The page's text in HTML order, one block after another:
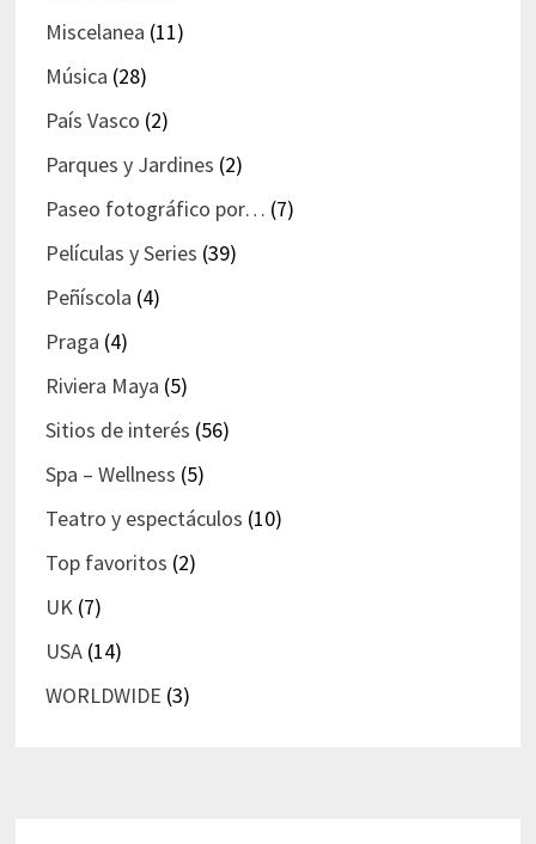
Miscelanea (11)
Música (28)
País Vasco (2)
Parques y Jardines (2)
Paseo fotográfico por… (7)
Películas y Series (39)
Peñíscola (4)
Praga (4)
Riviera Maya (5)
Sitios de interés (56)
Spa – Wellness (5)
Teatro y espectáculos (10)
Top favoritos (2)
UK(7)
USA(14)
WORLDWIDE (3)